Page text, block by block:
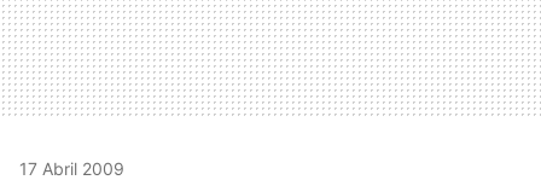
17 Abril 2009